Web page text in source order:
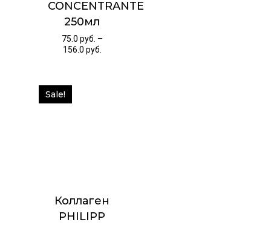
CONCENTRANTE
250мл
75.0 руб. –
156.0 руб.
Sale!
Коллаген
PHILIPP